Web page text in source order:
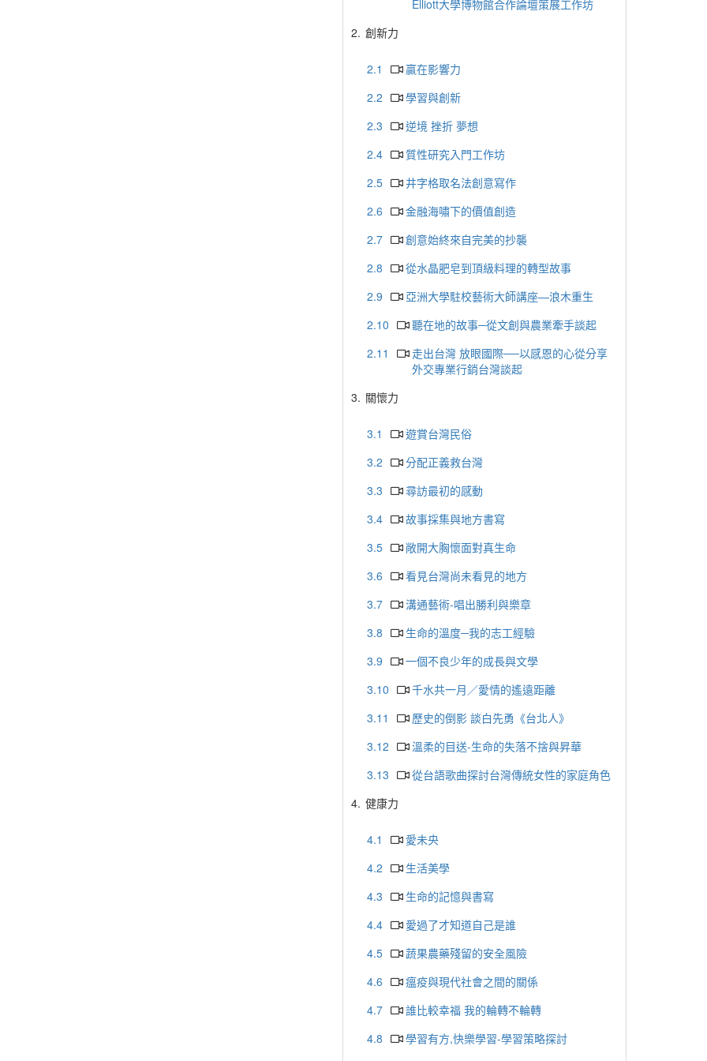
Elliott大學博物館合作論壇策展工作坊
2. 創新力
2.1
贏在影響力
2.2
學習與創新
2.3
逆境 挫折 夢想
2.4
質性研究入門工作坊
2.5
井字格取名法創意寫作
2.6
金融海嘯下的價值創造
2.7
創意始終來自完美的抄襲
2.8
從水晶肥皂到頂級料理的轉型故事
2.9
亞洲大學駐校藝術大師講座—浪木重生
2.10
聽在地的故事─從文創與農業牽手談起
2.11
走出台灣 放眼國際──以感恩的心從分享
外交專業行銷台灣談起
3. 關懷力
3.1
遊賞台灣民俗
3.2
分配正義救台灣
3.3
尋訪最初的感動
3.4
故事採集與地方書寫
3.5
敞開大胸懷面對真生命
3.6
看見台灣尚未看見的地方
3.7
溝通藝術-唱出勝利與樂章
3.8
生命的溫度─我的志工經驗
3.9
一個不良少年的成長與文學
3.10
千水共一月／愛情的遙遠距離
3.11
歷史的倒影 談白先勇《台北人》
3.12
溫柔的目送-生命的失落不捨與昇華
3.13
從台語歌曲探討台灣傳統女性的家庭角色
4. 健康力
4.1
愛未央
4.2
生活美學
4.3
生命的記憶與書寫
4.4
愛過了才知道自己是誰
4.5
蔬果農藥殘留的安全風險
4.6
瘟疫與現代社會之間的關係
4.7
誰比較幸福 我的輪轉不輪轉
4.8
學習有方,快樂學習-學習策略探討